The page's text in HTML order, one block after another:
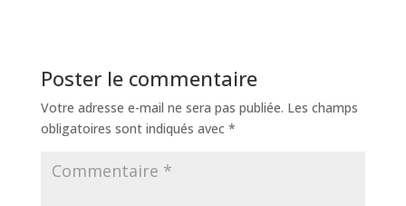
Poster le commentaire
Votre adresse e-mail ne sera pas publiée. Les champs
obligatoires sont indiqués avec *